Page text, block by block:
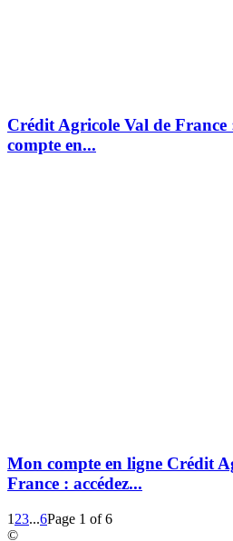
Crédit Agricole Val de France
compte en...
Mon compte en ligne Crédit
France : accédez...
1 23...6Page 1 of 6
©